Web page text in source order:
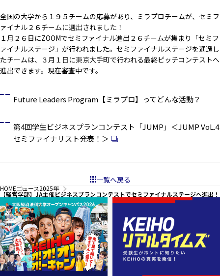
全国の大学から１９５チームの応募があり、ミラプロチームが、セミフ
ァイナル２６チームに選出されました！
１月２６日にZOOMでセミファイナル進出２６チームが集まり「セミフ
ァイナルステージ」が行われました。セミファイナルステージを通過し
たチームは、３月１日に東京大手町で行われる最終ピッチコンテストへ
進出できます。現在審査中です。
Future Leaders Program【ミラプロ】ってどんな活動？
第4回学生ビジネスプランコンテスト「JUMP」＜JUMP VoL.4
セミファイナリスト発表！＞
一覧へ戻る
HOMEニュース2025年
【経営学部】JA主催ビジネスプランコンテストでセミファイナルステージへ進出！